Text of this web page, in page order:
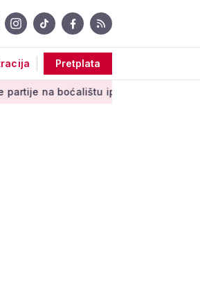
Pretplata
boćalištu ipak su zajednički trenuci'